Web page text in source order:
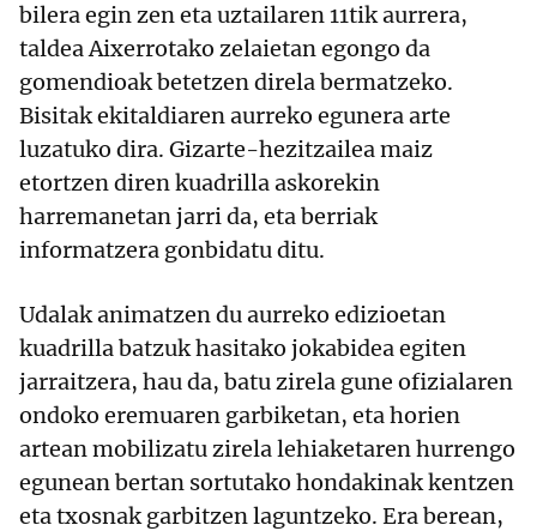
bilera egin zen eta uztailaren 11tik aurrera,
taldea Aixerrotako zelaietan egongo da
gomendioak betetzen direla bermatzeko.
Bisitak ekitaldiaren aurreko egunera arte
luzatuko dira. Gizarte-hezitzailea maiz
etortzen diren kuadrilla askorekin
harremanetan jarri da, eta berriak
informatzera gonbidatu ditu.
Udalak animatzen du aurreko edizioetan
kuadrilla batzuk hasitako jokabidea egiten
jarraitzera, hau da, batu zirela gune ofizialaren
ondoko eremuaren garbiketan, eta horien
artean mobilizatu zirela lehiaketaren hurrengo
egunean bertan sortutako hondakinak kentzen
eta txosnak garbitzen laguntzeko. Era berean,